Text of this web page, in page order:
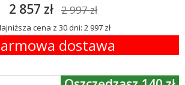
2 857 zł 2 997 zł
cena z 30 dni: 2 997 zł
dostawa